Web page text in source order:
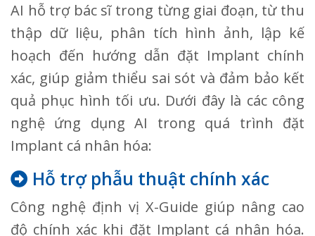
AI hỗ trợ bác sĩ trong từng giai đoạn, từ thu
thập dữ liệu, phân tích hình ảnh, lập kế
hoạch đến hướng dẫn đặt Implant chính
xác, giúp giảm thiểu sai sót và đảm bảo kết
quả phục hình tối ưu. Dưới đây là các công
nghệ ứng dụng AI trong quá trình đặt
Implant cá nhân hóa:
Hỗ trợ phẫu thuật chính xác
Công nghệ định vị X-Guide giúp nâng cao
độ chính xác khi đặt Implant cá nhân hóa.